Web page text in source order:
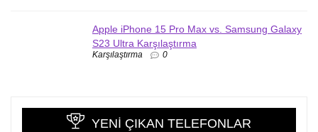
Apple iPhone 15 Pro Max vs. Samsung Galaxy
S23 Ultra Karşılaştırma
Karşılaştırma 0
YENI ÇIKAN TELEFONLAR